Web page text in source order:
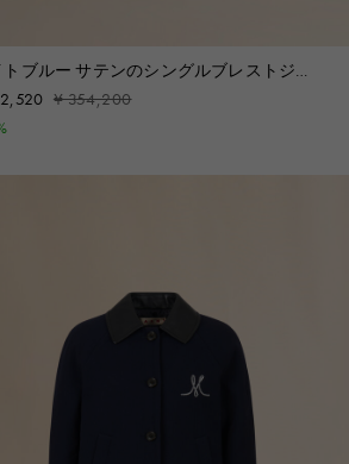
トブルー サテンのシングルブレストジャ
ト
¥ 354,200